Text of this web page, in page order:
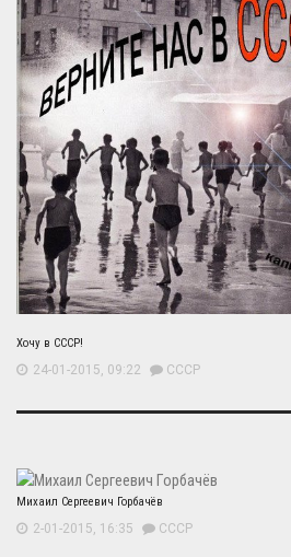
Хочу в СССР!
24-01-2015, 09:22 СССР
Михаил Сергеевич Горбачёв
2-01-2015, 16:35 СССР